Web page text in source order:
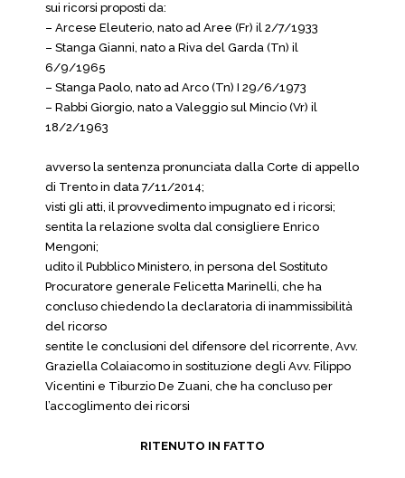
sui ricorsi proposti da:
– Arcese Eleuterio, nato ad Aree (Fr) il 2/7/1933
– Stanga Gianni, nato a Riva del Garda (Tn) il
6/9/1965
– Stanga Paolo, nato ad Arco (Tn) I 29/6/1973
– Rabbi Giorgio, nato a Valeggio sul Mincio (Vr) il
18/2/1963
avverso la sentenza pronunciata dalla Corte di appello
di Trento in data 7/11/2014;
visti gli atti, il provvedimento impugnato ed i ricorsi;
sentita la relazione svolta dal consigliere Enrico
Mengoni;
udito il Pubblico Ministero, in persona del Sostituto
Procuratore generale Felicetta Marinelli, che ha
concluso chiedendo la declaratoria di inammissibilità
del ricorso
sentite le conclusioni del difensore del ricorrente, Avv.
Graziella Colaiacomo in sostituzione degli Avv. Filippo
Vicentini e Tiburzio De Zuani, che ha concluso per
l’accoglimento dei ricorsi
RITENUTO IN FATTO